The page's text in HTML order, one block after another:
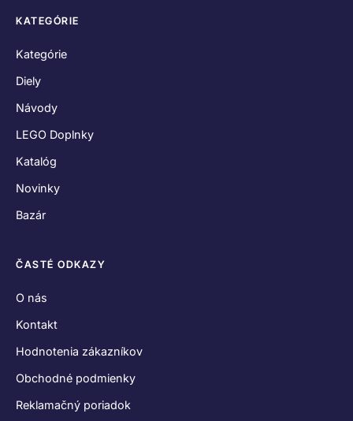
KATEGÓRIE
Kategórie
Diely
Návody
LEGO Doplnky
Katalóg
Novinky
Bazár
ČASTÉ ODKAZY
O nás
Kontakt
Hodnotenia zákazníkov
Obchodné podmienky
Reklamačný poriadok